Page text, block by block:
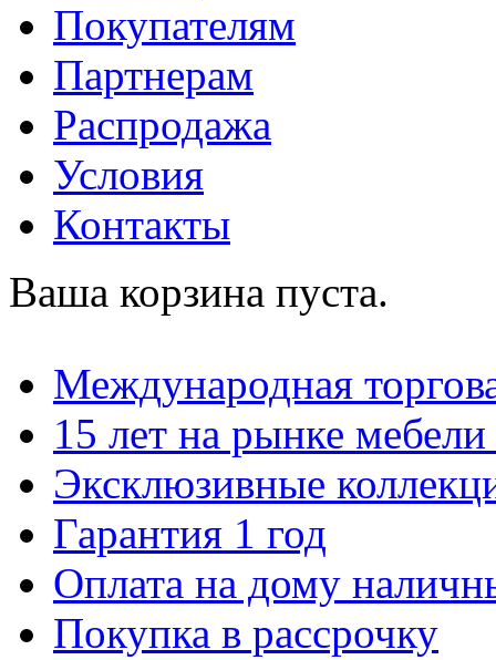
Покупателям
Партнерам
Распродажа
Условия
Контакты
Ваша корзина пуста.
Международная
15 лет на рынке
Эксклюзивные
Гарантия 1 год
Оплата на дому
Покупка в рассрочку